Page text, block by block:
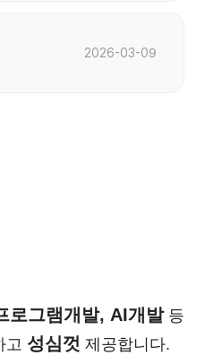
2026-03-09
로그램개발, AI개발등
고 성심껏 제공합니다.